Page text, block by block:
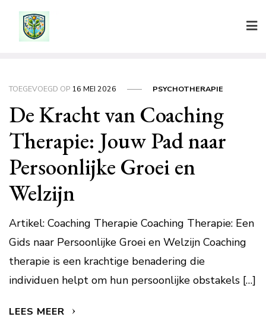
TOEGEVOEGD OP 16 MEI 2026 PSYCHOTHERAPIE
De Kracht van Coaching
Therapie: Jouw Pad naar
Persoonlijke Groei en
Welzijn
Artikel: Coaching Therapie Coaching Therapie: Een
Gids naar Persoonlijke Groei en Welzijn Coaching
therapie is een krachtige benadering die
individuen helpt om hun persoonlijke obstakels […]
LEES MEER